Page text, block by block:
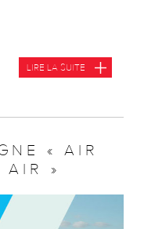
LIRE LA SUITE
« AIR
AIR »